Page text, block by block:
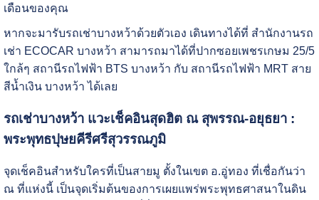
เดือนของคุณ
หากจะมารับรถเช่าบางหว้าด้วยตัวเอง เดินทางได้ที่ สำนักงานรถ
เช่า ECOCAR บางหว้า สามารถมาได้ที่ปากซอยเพชรเกษม 25/5
ใกล้ๆ สถานีรถไฟฟ้า BTS บางหว้า กับ สถานีรถไฟฟ้า MRT สาย
สีน้ำเงิน บางหว้า ได้เลย
รถเช่าบางหว้า แวะเช็คอินสุดฮิต ณ สุพรรณ-อยุธยา :
พระพุทธปุษยคีรีศรีสุวรรณภูมิ
จุดเช็คอินสำหรับใครที่เป็นสายมู ตั้งในเขต อ.อู่ทอง ที่เชื่อกันว่า
ณ ที่แห่งนี้ เป็นจุดเริ่มต้นของการเผยแพร่พระพุทธศาสนาในดิน